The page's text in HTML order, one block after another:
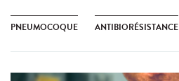
PNEUMOCOQUE ANTIBIORÉSISTANCE